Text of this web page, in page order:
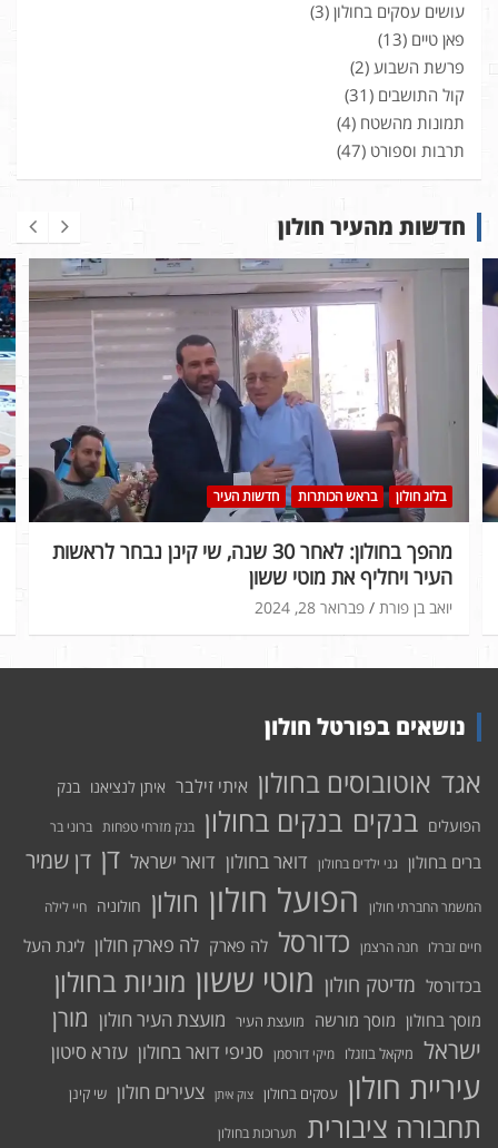
עושים עסקים בחולון (3)
פאן טיים (13)
פרשת השבוע (2)
קול התושבים (31)
תמונות מהשטח (4)
תרבות וספורט (47)
חדשות מהעיר חולון
בלוג חולון בראש הכותרות חדשות העיר
מהפך בחולון: לאחר 30 שנה, שי קינן נבחר לראשות
העיר ויחליף את מוטי ששון
פברואר 28, 2024 יואב בן פורת
נושאים בפורטל חולון
אגד אוטובוסים בחולון איתי זילבר איתן לנציאנו בנק
הפועלים בנקים בנקים בחולון בנק מזרחי טפחות ברוני בר
ברים בחולון גני ילדים בחולון דואר בחולון דואר ישראל דן דן שמיר
המשמר החברתי חולון הפועל חולון חולון חולוניה חיי לילה
חיים זברלו חנה הרצמן כדורסל לה פארק לה פארק חולון ליגת העל
בכדורסל מדיטק חולון מוטי ששון מוניות בחולון
מוסך בחולון מוסך מורשה מועצת העיר מועצת העיר חולון מורן
ישראל מיקאל בוזגלו מיקי דורסמן סניפי דואר בחולון עזרא סיטון
עיריית חולון עסקים בחולון צוק איתן צעירים חולון שי קינן
תחבורה ציבורית תערוכות בחולון